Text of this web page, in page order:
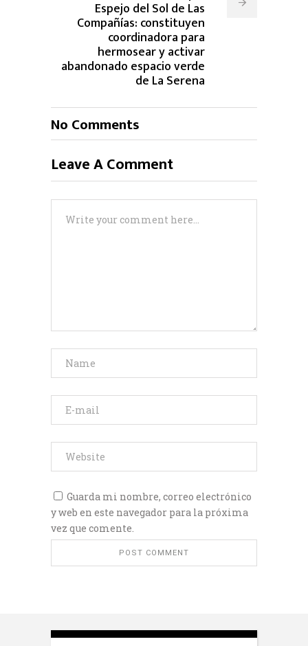
Espejo del Sol de Las
Compañías: constituyen
coordinadora para
hermosear y activar
abandonado espacio verde
de La Serena
No Comments
Leave A Comment
Guarda mi nombre, correo electrónico
y web en este navegador para la próxima
vez que comente.